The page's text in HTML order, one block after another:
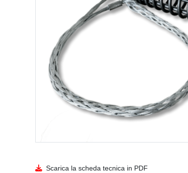
Scarica la scheda tecnica in PDF